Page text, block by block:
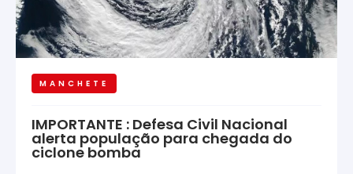
MANCHETE
IMPORTANTE : Defesa Civil Nacional
alerta população para chegada do
ciclone bomba